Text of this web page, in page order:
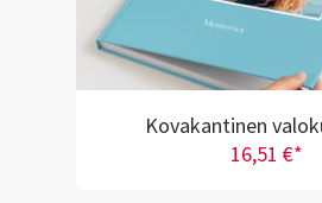
Kovakantinen
16,51 €*